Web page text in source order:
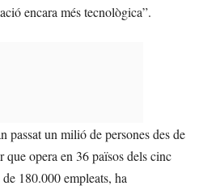
encara més tecnològica”.
passat un milió de persones des de
opera en 36 països dels cinc
180.000 empleats, ha